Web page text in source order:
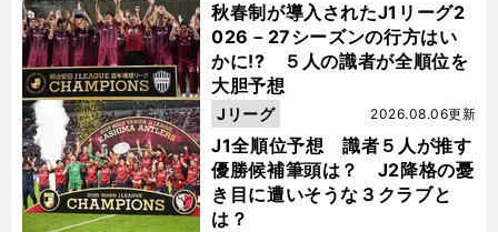
秋春制が導入されたJ1リーグ2
026－27シーズンの行方はい
かに!? ５人の識者が全順位を
大胆予想
J1全順位予想 識者５人が推す
優勝候補筆頭は？ J2降格の憂
き目に遭いそうな３クラブと
は？
2026.08.06更新
Jリーグ